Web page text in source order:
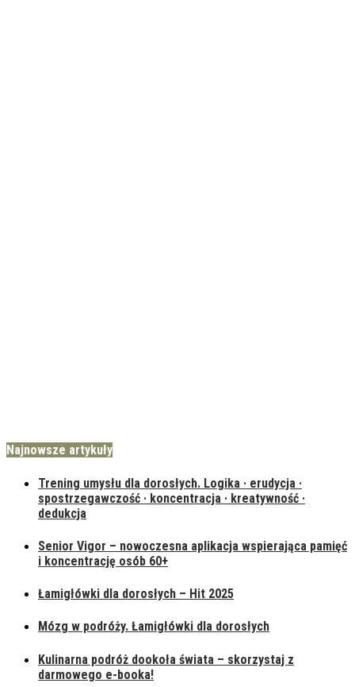
Najnowsze artykuły
Trening umysłu dla dorosłych. Logika · erudycja ·
spostrzegawczość · koncentracja · kreatywność ·
dedukcja
Senior Vigor – nowoczesna aplikacja wspierająca pamięć
i koncentrację osób 60+
Łamigłówki dla dorosłych – Hit 2025
Mózg w podróży. Łamigłówki dla dorosłych
Kulinarna podróż dookoła świata – skorzystaj z
darmowego e-booka!